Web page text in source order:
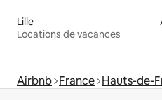
Lille
Locations de vacances
Airbnb France Hauts-de-